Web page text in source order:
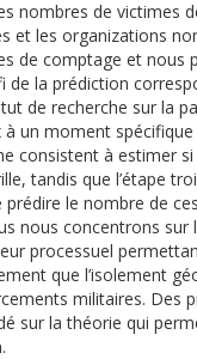
nombres de victimes
et les organizations
de comptage et nous
la prédiction
de recherche sur la
un moment
consistent à estimer
tandis que l’étape
le nombre de
nous concentrons sur
processuel
que l’isolement
militaires. Des
sur la théorie qui